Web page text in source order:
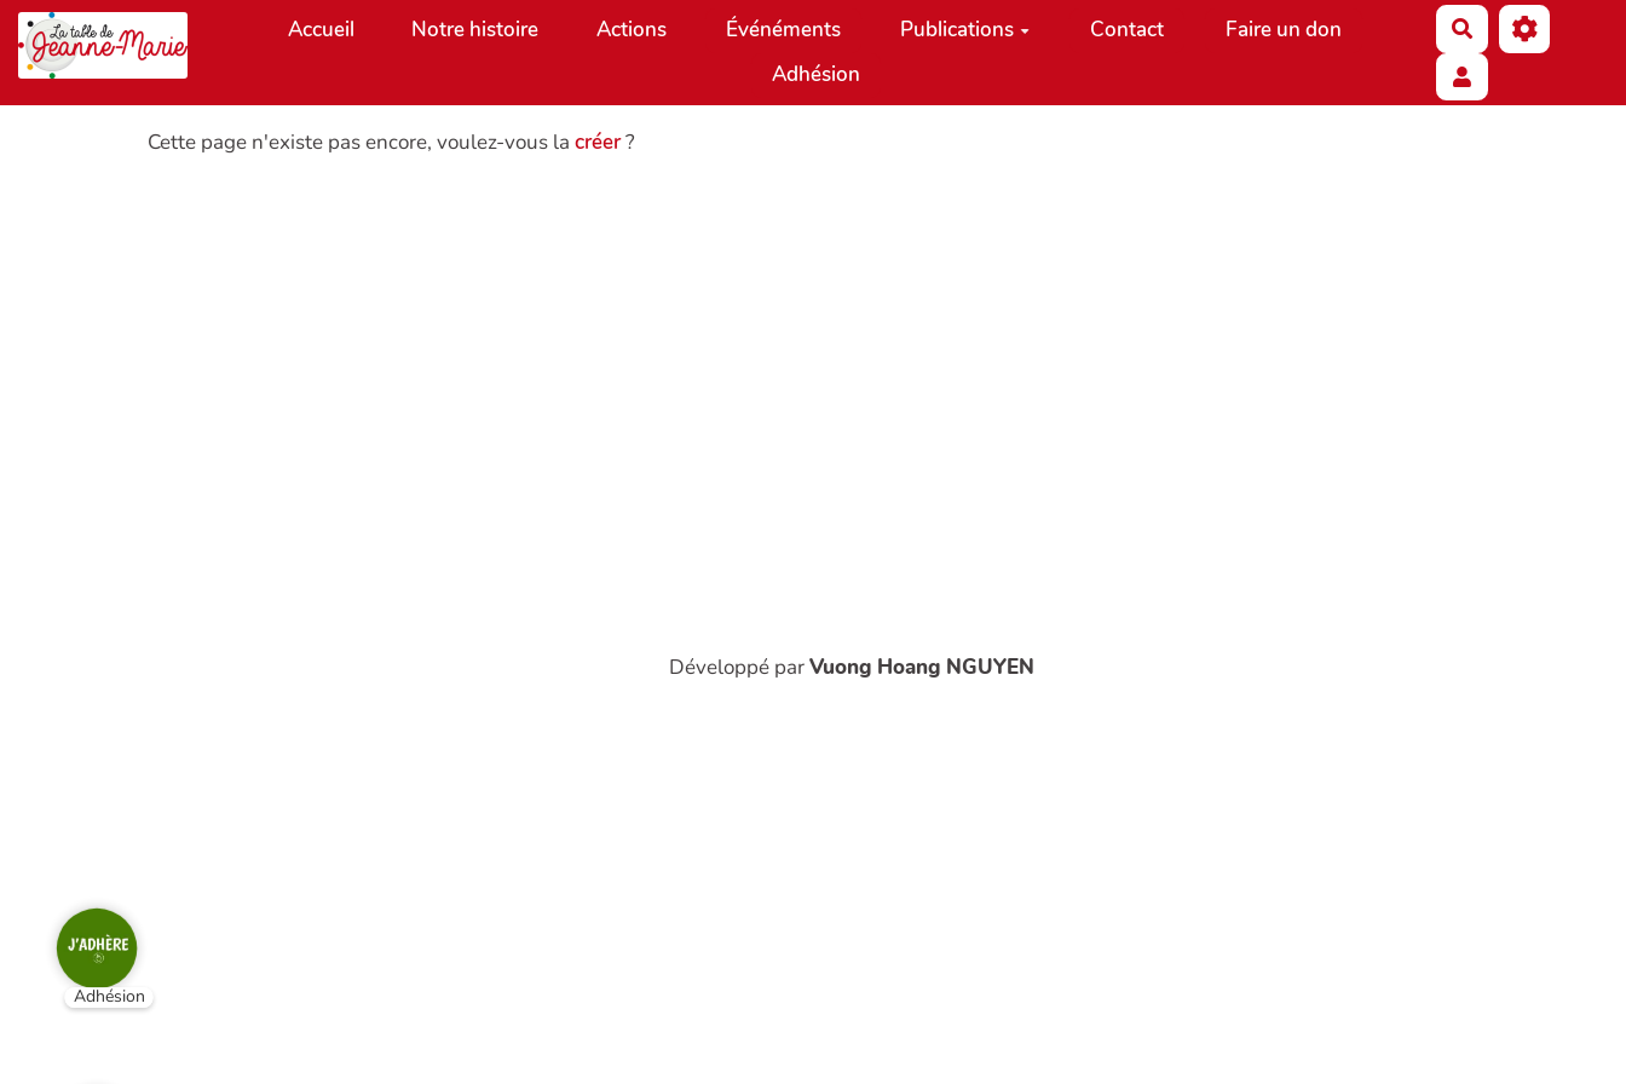
Aller au contenu principal Accueil Notre histoire Actions Événéments Publications Contact
Faire un don
Adhésion
Rechercher
Cette page n'existe pas encore, voulez-vous la créer?
Développé parVuong Hoang NGUYEN
Adhésion